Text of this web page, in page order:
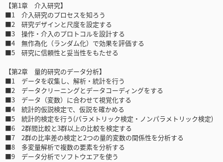
【第1章 介入研究】
■1 介入研究のプロセスを知ろう
■2 研究デザインと尺度を設定する
■3 操作・介入のプロトコルを設計する
■4 無作為化（ランダム化）で効果を評価する
■5 研究に信頼性と妥当性をもたせる
【第2章 量的研究のデータ分析】
■1 データを収集し、解析・統計を行う
■2 データクリーニングとデータコーディングをする
■3 データ（変数）に合わせて視覚化する
■4 統計的仮説検定で、仮説を確かめる
■5 統計的検定を行う(パラメトリック検定・ノンパラメトリック検定)
■6 2群間比較と3群以上の比較を検定する
■7 2群の比率差の検定と2つの量的変数の関係性を分析する
■8 多変量解析で複数の要素を分析する
■9 データ分析でソフトウエアを使う